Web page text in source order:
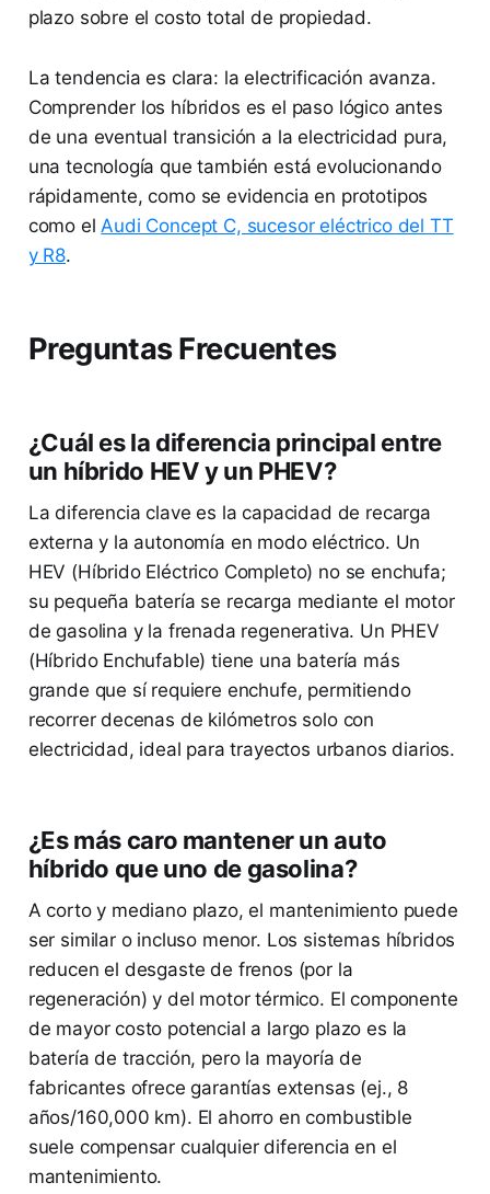
plazo sobre el costo total de propiedad.
La tendencia es clara: la electrificación avanza.
Comprender los híbridos es el paso lógico antes
de una eventual transición a la electricidad pura,
una tecnología que también está evolucionando
rápidamente, como se evidencia en prototipos
como el Audi Concept C, sucesor eléctrico del TT
y R8.
Preguntas Frecuentes
¿Cuál es la diferencia principal entre
un híbrido HEV y un PHEV?
La diferencia clave es la capacidad de recarga
externa y la autonomía en modo eléctrico. Un
HEV (Híbrido Eléctrico Completo) no se enchufa;
su pequeña batería se recarga mediante el motor
de gasolina y la frenada regenerativa. Un PHEV
(Híbrido Enchufable) tiene una batería más
grande que sí requiere enchufe, permitiendo
recorrer decenas de kilómetros solo con
electricidad, ideal para trayectos urbanos diarios.
¿Es más caro mantener un auto
híbrido que uno de gasolina?
A corto y mediano plazo, el mantenimiento puede
ser similar o incluso menor. Los sistemas híbridos
reducen el desgaste de frenos (por la
regeneración) y del motor térmico. El componente
de mayor costo potencial a largo plazo es la
batería de tracción, pero la mayoría de
fabricantes ofrece garantías extensas (ej., 8
años/160,000 km). El ahorro en combustible
suele compensar cualquier diferencia en el
mantenimiento.